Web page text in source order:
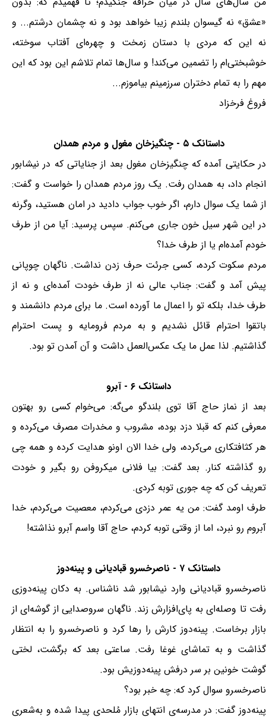
«عشق» نه گیسوان بلندم زیبا خواهد بود و نه چشمان درشتم... و
نه این که مردی با دستان زمخت و چهره‌ای آفتاب سوخته،
خوشبختی‌ام را تضمین می‌کند! و سال‌ها تمام تلاشم این بود که این
مهم را به تمام دختران سرزمینم بیاموزم...
فروغ فرخزاد
داستانک ۵ - چنگیزخان مغول و مردم همدان
در حکایتی آمده که چنگیزخان مغول بعد از جنایاتی که در نیشابور
انجام داد، به همدان رفت. یک روز مردم همدان را خواست و گفت:
از شما یک سوال دارم، اگر خوب جواب دادید در امان هستید، وگرنه
در این شهر سیل خون جاری می‌کنم. سپس پرسید: آیا من از طرف
خودم آمده‌ام یا از طرف خدا؟
مردم سکوت کرده، کسی جرئت حرف زدن نداشت. ناگهان چوپانی
پیش آمد و گفت: جناب عالی نه از طرف خودت آمده‌ای و نه از
طرف خدا، بلکه تو را اعمال ما آورده است. ما برای مردم دانشمند و
باتقوا احترام قائل نشدیم و به مردم فرومایه و پست احترام
گذاشتیم. لذا عمل ما یک عکس‌العمل داشت و آن آمدن تو بود.
داستانک ۶ - آبرو
بعد از نماز حاج آقا توی بلندگو می‌گه: می‌خوام کسی رو بهتون
معرفی کنم که قبلا دزد بوده، مشروب و مخدرات مصرف می‌کرده و
هر کثافتکاری می‌کرده، ولی خدا الان اونو هدایت کرده و همه چی
رو گذاشته کنار. بعد گفت: بیا فلانی میکروفن رو بگیر و خودت
تعریف کن که چه جوری توبه کردی.
طرف اومد گفت: من یه عمر دزدی می‌کردم، معصیت می‌کردم، خدا
آبروم رو نبرد، اما از وقتی توبه کردم، حاج آقا واسم آبرو نذاشته!
داستانک ۷ - ناصرخسرو قبادیانی و پینه‌دوز
ناصرخسرو قبادیانی وارد نیشابور شد ناشناس. به دکان پینه‌دوزی
رفت تا وصله‌ای به پای‌افزارش زند. ناگهان سروصدایی از گوشه‌ای از
بازار برخاست. پینه‌دوز کارش را رها کرد و ناصرخسرو را به انتظار
گذاشت و به تماشای غوغا رفت. ساعتی بعد که برگشت، لختی
گوشت خونین بر سر درفش پینه‌دوزیش بود.
ناصرخسرو سوال کرد که: چه خبر بود؟
پینه‌دوز گفت: در مدرسه‌ی انتهای بازار مُلحدی پیدا شده و به‌شعری